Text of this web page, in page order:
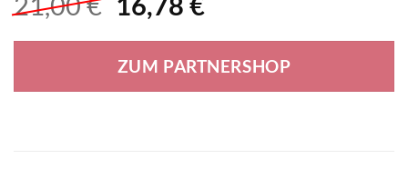
war:
21,00 €
ist:
16,78 €.
ZUM PARTNERSHOP